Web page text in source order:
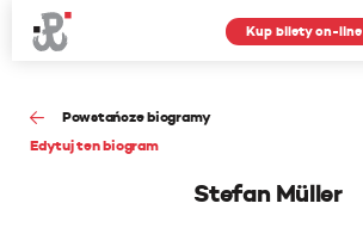
Kup bilety on-line
Powstańcze biogramy
Edytuj ten biogram
Stefan Müller